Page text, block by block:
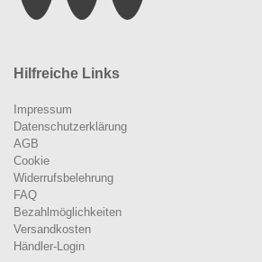
Hilfreiche Links
Impressum
Datenschutzerklärung
AGB
Cookie
Widerrufsbelehrung
FAQ
Bezahlmöglichkeiten
Versandkosten
Händler-Login